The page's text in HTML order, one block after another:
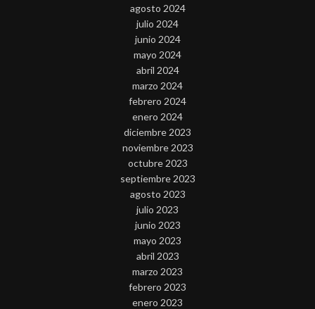
agosto 2024
julio 2024
junio 2024
mayo 2024
abril 2024
marzo 2024
febrero 2024
enero 2024
diciembre 2023
noviembre 2023
octubre 2023
septiembre 2023
agosto 2023
julio 2023
junio 2023
mayo 2023
abril 2023
marzo 2023
febrero 2023
enero 2023